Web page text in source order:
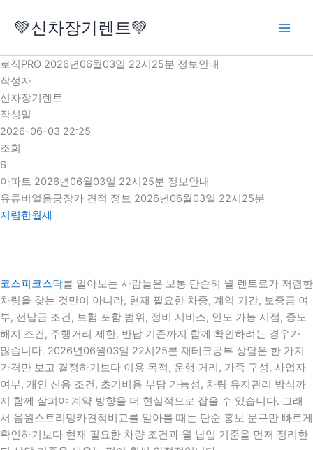
로
건
너
뛰
기
💚신차장기렌트💚
로직PRO 2026년06월03일 22시25분 정보안내
작성자
신차장기렌트
작성일
2026-06-03 22:25
조회
6
아파트 2026년06월03일 22시25분 정보안내
유튜버얼음공장카 견적 정보 2026년06월03일 22시25분
저렴한월세
코스피코스닥를 알아보는 사람들은 보통 단순히 월 렌트료가 저렴한
차량을 찾는 것만이 아니라, 현재 필요한 차종, 계약 기간, 보증금 여
부, 선납금 조건, 보험 포함 범위, 정비 서비스, 인도 가능 시점, 중도
해지 조건, 주행거리 제한, 반납 기준까지 함께 확인하려는 경우가
많습니다. 2026년06월03일 22시25분 재테크공부 상담은 한 가지
가격만 보고 결정하기보다 이용 목적, 운행 거리, 가족 구성, 사업자
여부, 개인 신용 조건, 초기비용 부담 가능성, 차량 유지관리 방식까
지 함께 살펴야 계약 방향을 더 현실적으로 잡을 수 있습니다. 그래
서 음원스트리밍카견적비교를 알아볼 때는 단순 홍보 문구만 빠르게
확인하기보다 현재 필요한 차량 조건과 월 납입 기준을 먼저 정리한